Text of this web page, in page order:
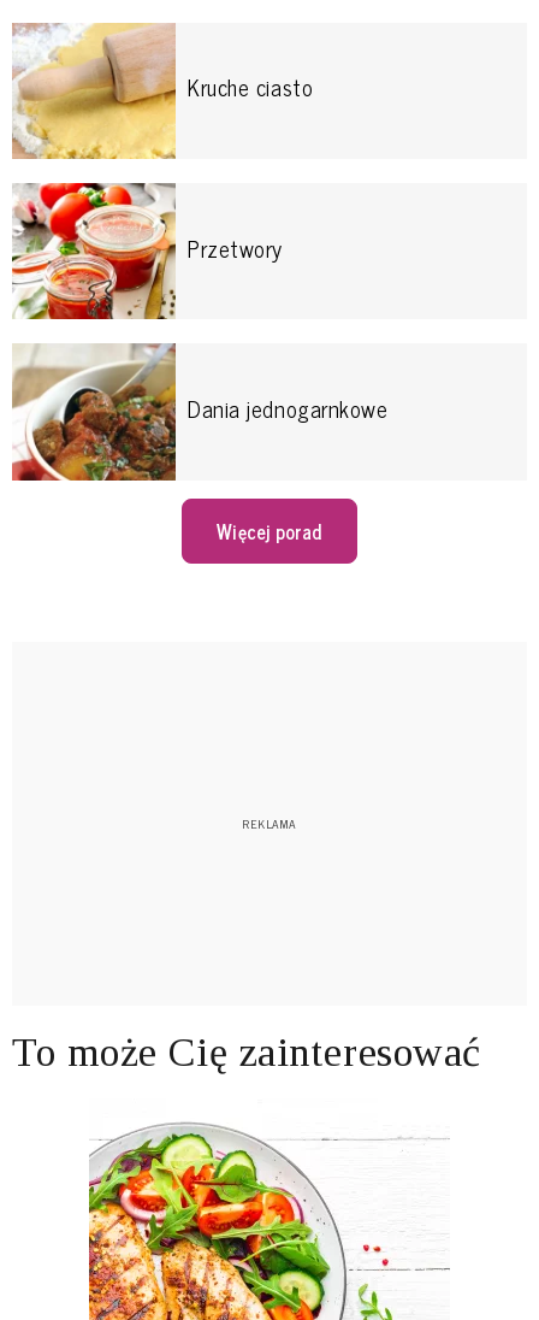
Kruche ciasto
Przetwory
Dania jednogarnkowe
Więcej porad
To może Cię zainteresować